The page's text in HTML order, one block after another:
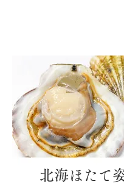
北海ほたて